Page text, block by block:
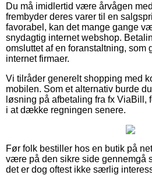
Du må imidlertid være årvågen
frembyder deres varer til en
favorabel, kan det mange gange
snydagtig internet webshop.
omsluttet af en foranstaltning,
internet firmaer.
Vi tilråder generelt shopping med
mobilen. Som et alternativ burde
løsning på afbetaling fra fx ViaBill,
i at dække regningen senere.
Før folk bestiller hos en butik på
være på den sikre side gennemgå
det er dog oftest ikke særlig